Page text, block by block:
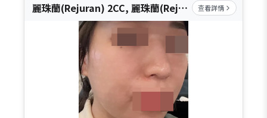
麗珠蘭(Rejuran) 2CC, 麗珠蘭(Rejuran) 4CC 查看詳情